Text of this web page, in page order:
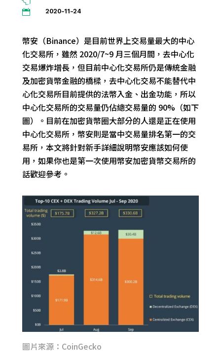
 2020-11-24
幣安（Binance）是目前世界上交易量最大的中心
化交易所， 雖然 2020/7~9 月三個月間，去中心化
交易爆炸增長，但目前中心化交易所仍是傳統金融
及加密貨幣金融的橋樑，去中心化交易不能替代中
心化交易所目前提供的法幣入金、出金功能，所以
中心化交易所的交易量仍佔總交易量的 90% （如下
圖）
。 目前在加密貨幣圈大部分的人還是正在使用
中心化交易所，幣安則是當中交易量排名第一的交
易所， 本文將針對新手詳細說明幣安應該如何使
用，如果你也是第一次使用幣安加密貨幣交易所的
話歡迎參考。
圖片來源：CoinGecko